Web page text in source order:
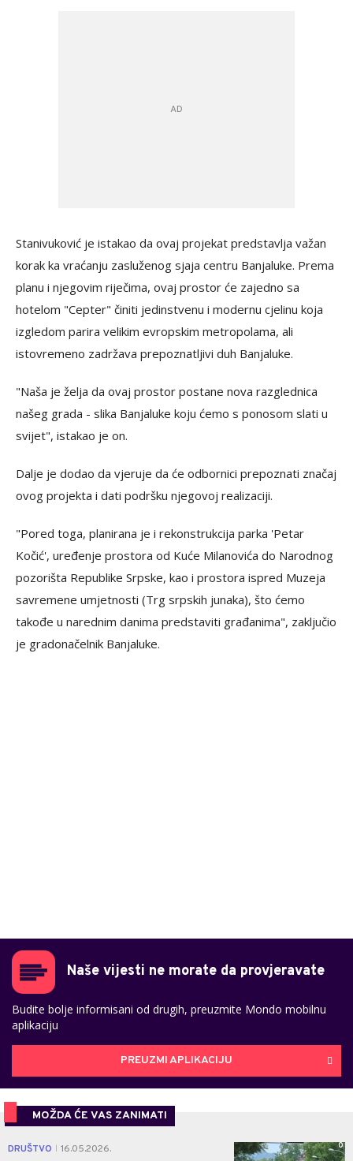
Stanivuković je istakao da ovaj projekat predstavlja važan
korak ka vraćanju zasluženog sjaja centru Banjaluke. Prema
planu i njegovim riječima, ovaj prostor će zajedno sa
hotelom "Cepter" činiti jedinstvenu i modernu cjelinu koja
izgledom parira velikim evropskim metropolama, ali
istovremeno zadržava prepoznatljivi duh Banjaluke.
"Naša je želja da ovaj prostor postane nova razglednica
našeg grada - slika Banjaluke koju ćemo s ponosom slati u
svijet", istakao je on.
Dalje je dodao da vjeruje da će odbornici prepoznati značaj
ovog projekta i dati podršku njegovoj realizaciji.
"Pored toga, planirana je i rekonstrukcija parka 'Petar
Kočić', uređenje prostora od Kuće Milanovića do Narodnog
pozorišta Republike Srpske, kao i prostora ispred Muzeja
savremene umjetnosti (Trg srpskih junaka), što ćemo
takođe u narednim danima predstaviti građanima", zaključio
je gradonačelnik Banjaluke.
Naše vijesti ne morate da provjeravate
Budite bolje informisani od drugih, preuzmite Mondo mobilnu
aplikaciju
PREUZMI APLIKACIJU
MOŽDA ĆE VAS ZANIMATI
DRUŠTVO 16.05.2026. 0